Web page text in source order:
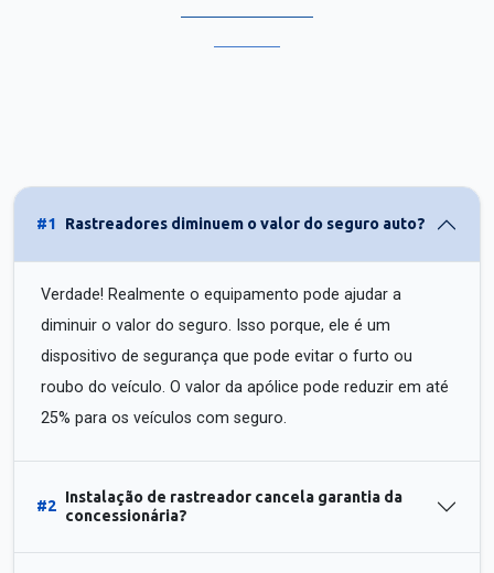
#1 Rastreadores diminuem o valor do seguro auto?
Verdade! Realmente o equipamento pode ajudar a
diminuir o valor do seguro. Isso porque, ele é um
dispositivo de segurança que pode evitar o furto ou
roubo do veículo. O valor da apólice pode reduzir em até
25% para os veículos com seguro.
#2
Instalação de rastreador cancela garantia da
concessionária?